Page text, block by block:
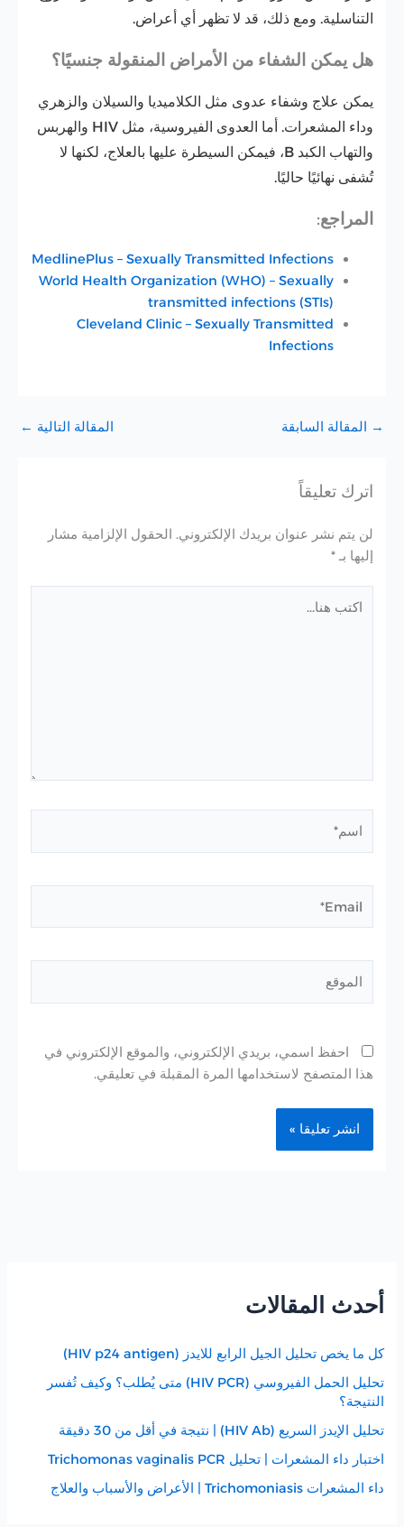
التناسلية. ومع ذلك، قد لا تظهر أي أعراض.
هل يمكن الشفاء من الأمراض المنقولة جنسيًا؟
يمكن علاج وشفاء عدوى مثل الكلاميديا والسيلان والزهري
وداء المشعرات. أما العدوى الفيروسية، مثل HIV والهربس
والتهاب الكبد B، فيمكن السيطرة عليها بالعلاج، لكنها لا
تُشفى نهائيًا حاليًا.
المراجع:
MedlinePlus – Sexually Transmitted Infections
World Health Organization (WHO) – Sexually
transmitted infections (STIs)
Cleveland Clinic – Sexually Transmitted
Infections
→ المقالة السابقة المقالة التالية ←
اترك تعليقاً
لن يتم نشر عنوان بريدك الإلكتروني. الحقول الإلزامية مشار
إليها بـ*
احفظ اسمي، بريدي الإلكتروني، والموقع الإلكتروني في
هذا المتصفح لاستخدامها المرة المقبلة في تعليقي.
أحدث المقالات
كل ما يخص تحليل الجيل الرابع للايدز (HIV p24 antigen)
تحليل الحمل الفيروسي (HIV PCR) متى يُطلب؟ وكيف تُفسر
النتيجة؟
تحليل الإيدز السريع (HIV Ab) | نتيجة في أقل من 30 دقيقة
اختبار داء المشعرات | تحليل Trichomonas vaginalis PCR
داء المشعرات Trichomoniasis | الأعراض والأسباب والعلاج